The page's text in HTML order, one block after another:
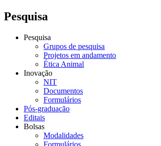
Pesquisa
Pesquisa
Grupos de pesquisa
Projetos em andamento
Ética Animal
Inovação
NIT
Documentos
Formulários
Pós-graduação
Editais
Bolsas
Modalidades
Formulários